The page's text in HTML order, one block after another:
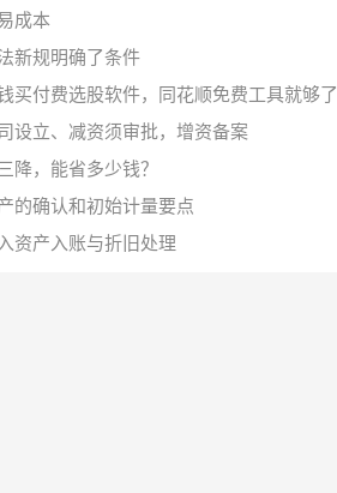
成本
新规明确了条件
买付费选股软件，同花顺免费工具就够了
设立、减资须审批，增资备案
降，能省多少钱？
的确认和初始计量要点
资产入账与折旧处理